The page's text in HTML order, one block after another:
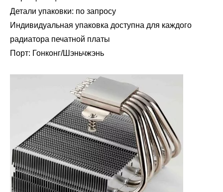
Детали упаковки: по запросу
Индивидуальная упаковка доступна для каждого
радиатора печатной платы
Порт: Гонконг/Шэньчжэнь